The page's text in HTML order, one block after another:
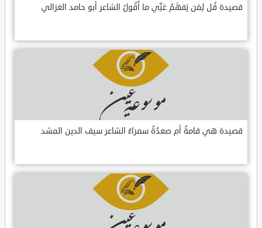
قصيدة قُل لِمَن يَفهَمُ عَنِّي ما أَقُولُ الشاعر أبو حامد الغزالي
قصيدة هي قامةُ أم صعدُةُ سمراءُ الشاعر سيف الدين المشد